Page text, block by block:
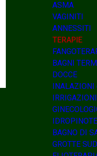
ASMA
VAGINITI
ANNESSITI
TERAPIE
BAGNI
DOCCE
INALAZIONI
BAGNO DI
GROTTE